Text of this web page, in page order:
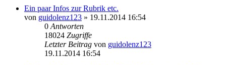
Ein paar Infos zur Rubrik etc.
von guidolenz123 » 19.11.2014 16:54
0 Antworten
18024 Zugriffe
Letzter Beitrag von guidolenz123
19.11.2014 16:54